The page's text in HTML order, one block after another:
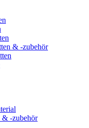
& -zubehör
& -zubehör